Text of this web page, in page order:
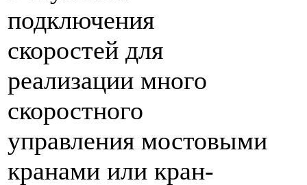
подключения
скоростей для
реализации много
скоростного
управления мостовыми
кранами или кран-